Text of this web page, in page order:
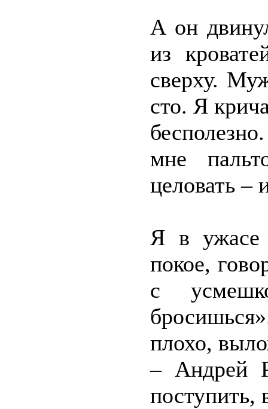
А он
из
сверху.
сто. Я
мне
целовать –
Я в ужасе
покое,
с
плохо,
– Андрей